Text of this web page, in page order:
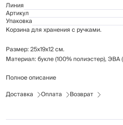
Линия
Артикул
Упаковка
Корзина для хранения с ручками.
Размер: 25х19х12 см.
Материал: букле (100% полиэстер), ЭВА
Рекомендуется сухая чистка.
Полное описание
Доставка
Оплата Возврат